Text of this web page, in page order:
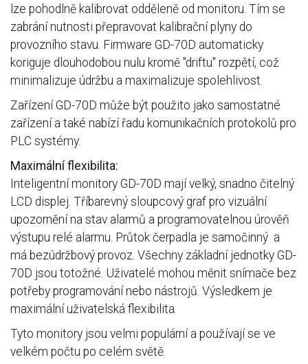
lze pohodlně kalibrovat odděleně od monitoru. Tím se
zabrání nutnosti přepravovat kalibrační plyny do
provozního stavu. Firmware GD-70D automaticky
koriguje dlouhodobou nulu kromě "driftu" rozpětí, což
minimalizuje údržbu a maximalizuje spolehlivost.
Zařízení GD-70D může být použito jako samostatné
zařízení a také nabízí řadu komunikačních protokolů pro
PLC systémy.
Maximální flexibilita:
Inteligentní monitory GD-70D mají velký, snadno čitelný
LCD displej. Tříbarevný sloupcový graf pro vizuální
upozornění na stav alarmů a programovatelnou úrověň
výstupu relé alarmu. Průtok čerpadla je samočinný a
má bezúdržbový provoz. Všechny základní jednotky GD-
70D jsou totožné. Uživatelé mohou měnit snímače bez
potřeby programování nebo nástrojů. Výsledkem je
maximální uživatelská flexibilita.
Tyto monitory jsou velmi populární a používají se ve
velkém počtu po celém světě.